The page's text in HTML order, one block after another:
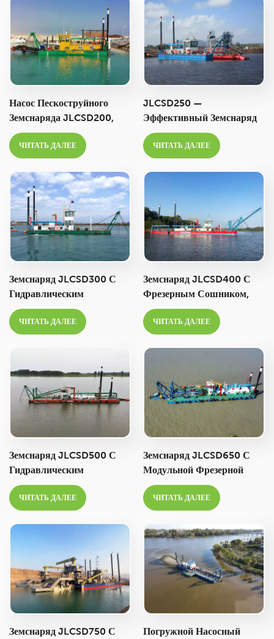
Italiano
Polski
Насос Пескоструйного
Земснаряда JLCSD200,
Производительность 500
М³/ч, Глубина
Дноуглубления 6,0 М.
ЧИТАТЬ ДАЛЕЕ
JLCSD250 —
Эффективный Земснаряд
С Пескоотсосом
Производительностью 800
М³/ч Для Речных Работ И
Дноуглубительных Работ В
Промышленности.
ЧИТАТЬ ДАЛЕЕ
Земснаряд JLCSD300 С
Гидравлическим
Фрезерным Сошником,
Производительностью
1400 М³/ч, Предназначен
Песка.
ЧИТАТЬ ДАЛЕЕ
Земснаряд JLCSD400 С
Фрезерным Сошником,
Производительностью
2500 М3/ч, Предназначен
Для Добычи Речного
Песка.
ЧИТАТЬ ДАЛЕЕ
Земснаряд JLCSD500 С
Гидравлическим
Фрезерным Сошником, 20
Дюймов,
Производительностью
4000 М3/ч, Предназначен
Для Дноуглубительных И
Горнодобывающих Работ.
ЧИТАТЬ ДАЛЕЕ
Земснаряд JLCSD650 С
Модульной Фрезерной
Головкой, 26 Дюймов,
Производительностью
6000 М³/ч, Предназначен
Для Дноуглубительных
Работ На Реках, Озерах И
В Морских Портах.
ЧИТАТЬ ДАЛЕЕ
Земснаряд JLCSD750 С
Погружной Насосный